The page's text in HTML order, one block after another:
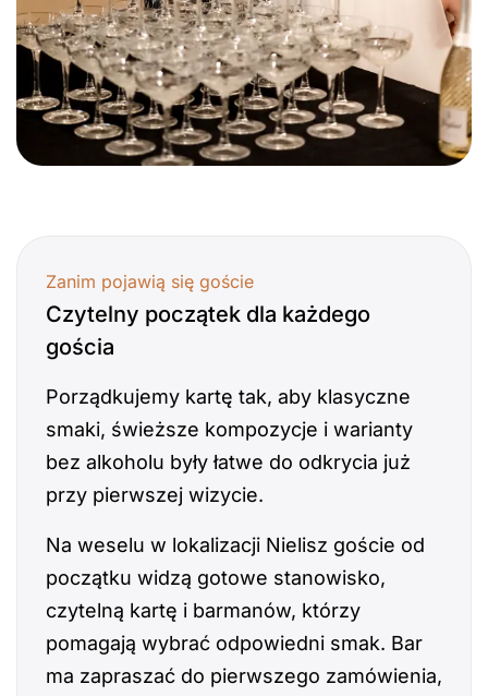
Zanim pojawią się goście
Czytelny początek dla każdego
gościa
Porządkujemy kartę tak, aby klasyczne
smaki, świeższe kompozycje i warianty
bez alkoholu były łatwe do odkrycia już
przy pierwszej wizycie.
Na weselu w lokalizacji Nielisz goście od
początku widzą gotowe stanowisko,
czytelną kartę i barmanów, którzy
pomagają wybrać odpowiedni smak. Bar
ma zapraszać do pierwszego zamówienia,